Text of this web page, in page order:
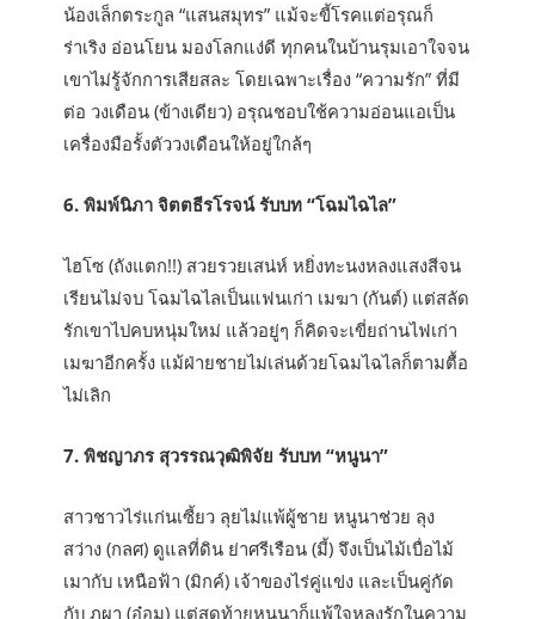
น้องเล็กตระกูล “แสนสมุทร” แม้จะขี้โรคแต่อรุณก็
ร่าเริง อ่อนโยน มองโลกแง่ดี ทุกคนในบ้านรุมเอาใจจน
เขาไม่รู้จักการเสียสละ โดยเฉพาะเรื่อง “ความรัก” ที่มี
ต่อ วงเดือน (ข้างเดียว) อรุณชอบใช้ความอ่อนแอเป็น
เครื่องมือรั้งตัววงเดือนให้อยู่ใกล้ๆ
6. พิมพ์นิภา จิตตธีรโรจน์ รับบท “โฉมไฉไล”
ไฮโซ (ถังแตก!!) สวยรวยเสน่ห์ หยิ่งทะนงหลงแสงสีจน
เรียนไม่จบ โฉมไฉไลเป็นแฟนเก่า เมฆา (กันต์) แต่สลัด
รักเขาไปคบหนุ่มใหม่ แล้วอยู่ๆ ก็คิดจะเขี่ยถ่านไฟเก่า
เมฆาอีกครั้ง แม้ฝ่ายชายไม่เล่นด้วยโฉมไฉไลก็ตามตื้อ
ไม่เลิก
7. พิชญาภร สุวรรณวุฒิพิจัย รับบท “หนูนา”
สาวชาวไร่แก่นเซี้ยว ลุยไม่แพ้ผู้ชาย หนูนาช่วย ลุง
สว่าง (กลศ) ดูแลที่ดิน ย่าศรีเรือน (มี้) จึงเป็นไม้เบื่อไม้
เมากับ เหนือฟ้า (มิกค์) เจ้าของไร่คู่แข่ง และเป็นคู่กัด
กับ ภูผา (อ๋อม) แต่สุดท้ายหนูนาก็แพ้ใจหลงรักในความ